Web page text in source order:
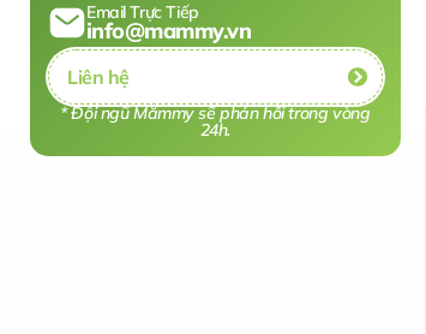
Email Trực Tiếp
info@mammy.vn
Liên hệ
* Đội ngũ Mămmy sẽ phản hồi trong vòng
24h.